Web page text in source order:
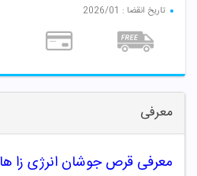
تاریخ انقضا : 2026/01
معرفی
معرفی قرص جوشان انرژی زا